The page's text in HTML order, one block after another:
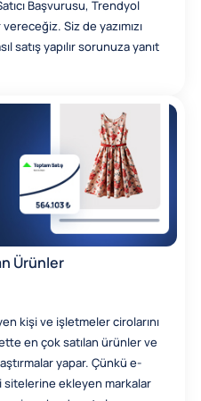
Başvurusu, Trendyol
Siz de yazımızı
satış yapılır sorunuza yanıt
Ürünler
kişi ve işletmeler cirolarını
en çok satılan ürünler ve
yapar. Çünkü e-
ekleyen markalar